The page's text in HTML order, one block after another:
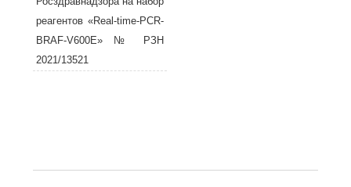
реагентов «Real-time-PCR-
BRAF-V600E» № РЗН
2021/13521